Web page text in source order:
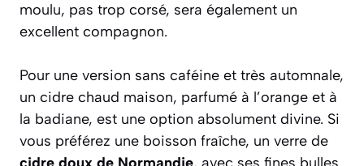
moulu, pas trop corsé, sera également un
excellent compagnon.
Pour une version sans caféine et très automnale,
un cidre chaud maison, parfumé à l’orange et à
la badiane, est une option absolument divine. Si
vous préférez une boisson fraîche, un verre de